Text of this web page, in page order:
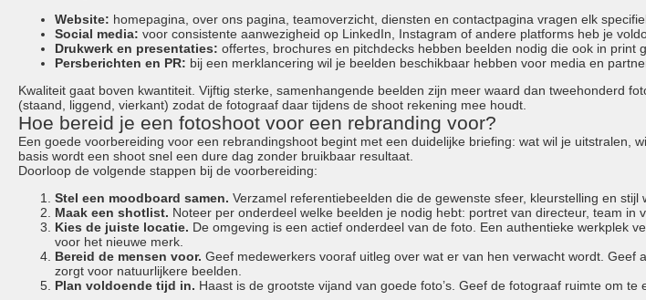
contact
info@markhorn.nl
+31650600601
about
Website: homepagina, over ons pagina, teamoverzicht, diensten en contactpagina vragen elk
Social media: voor consistente aanwezigheid op LinkedIn, Instagram of andere platforms heb je
Drukwerk en presentaties: offertes, brochures en pitchdecks hebben beelden nodig die ook in print
Persberichten en PR: bij een merklancering wil je beelden beschikbaar hebben voor media en
Kwaliteit gaat boven kwantiteit. Vijftig sterke, samenhangende beelden zijn meer waard dan tweehonderd
(staand, liggend, vierkant) zodat de fotograaf daar tijdens de shoot rekening mee houdt.
Hoe bereid je een fotoshoot voor een rebranding voor?
Een goede voorbereiding voor een rebrandingshoot begint met een duidelijke briefing: wat wil je
basis wordt een shoot snel een dure dag zonder bruikbaar resultaat.
Doorloop de volgende stappen bij de voorbereiding:
Stel een moodboard samen. Verzamel referentiebeelden die de gewenste sfeer, kleurstelling en
Maak een shotlist. Noteer per onderdeel welke beelden je nodig hebt: portret van directeur, team
Kies de juiste locatie. De omgeving is een actief onderdeel van de foto. Een authentieke werkplek
voor het nieuwe merk.
Bereid de mensen voor. Geef medewerkers vooraf uitleg over wat er van hen verwacht wordt.
zorgt voor natuurlijkere beelden.
Plan voldoende tijd in. Haast is de grootste vijand van goede foto’s. Geef de fotograaf ruimte om